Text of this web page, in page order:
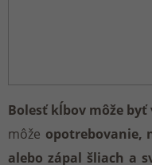
Bolesť kĺbov môže
môže opotrebovanie,
alebo zápal šliach a
DETI
MERINO
BAREFOOT
DETSKÉ
MATRACE A
PRACOVŇA
ZÁHRADA /
MUŽI /
ŽENY /